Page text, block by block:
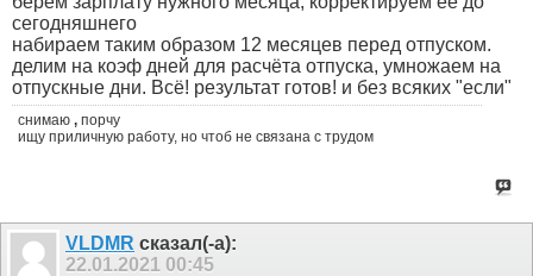
сегодняшнего
набираем таким образом 12 месяцев перед отпуском.
делим на коэф дней для расчёта отпуска, умножаем на
отпускные дни. Всё! результат готов! и без всяких "если"
снимаю , порчу
ищу приличную работу, но чтоб не связана с трудом
VLDMR сказал(-а):
22.01.2021 00:45